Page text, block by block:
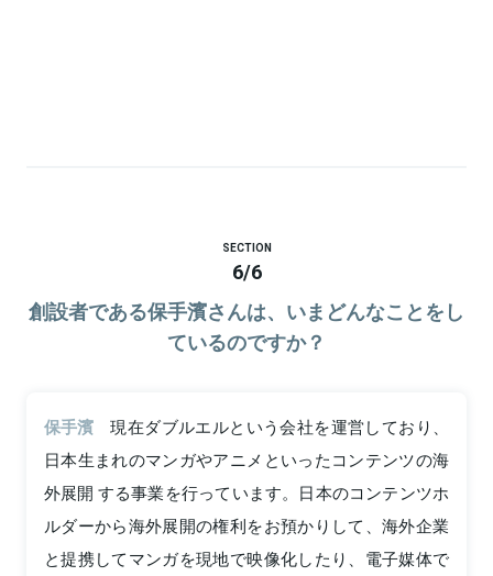
SECTION
6/6
創設者である保手濱さんは、いまどんなことをし
ているのですか？
保手濱
現在ダブルエルという会社を運営しており、
日本生まれのマンガやアニメといったコンテンツの海
外展開 する事業を行っています。日本のコンテンツホ
ルダーから海外展開の権利をお預かりして、海外企業
と提携してマンガを現地で映像化したり、電子媒体で